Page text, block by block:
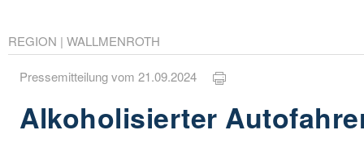
REGION | WALLMENROTH
Pressemitteilung vom 21.09.2024
Alkoholisierter